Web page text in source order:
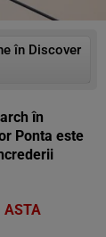
în Discover
în
Ponta este
ASTA